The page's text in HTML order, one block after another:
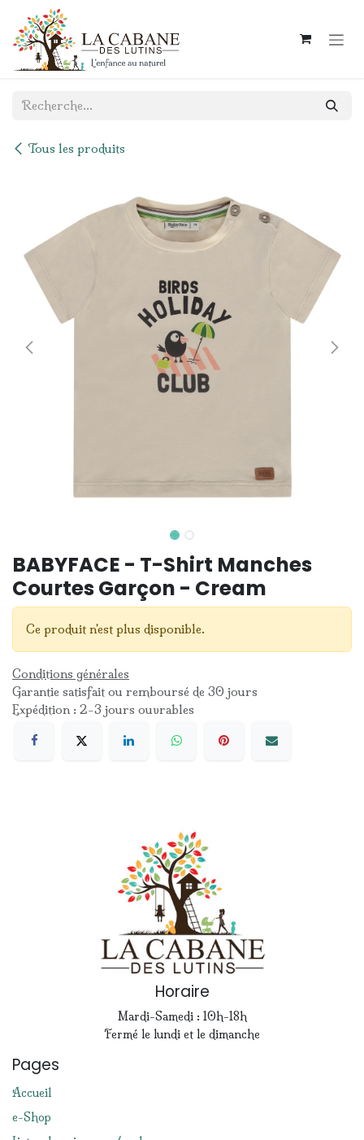
Se rendre au contenu
Tous les produits
BABYFACE - T-Shirt Manches
Courtes Garçon - Cream
Ce produit n'est plus disponible.
Conditions générales
Garantie satisfait ou remboursé de 30 jours
Expédition : 2-3 jours ouvrables
Horaire
Mardi-Samedi : 10h-18h
Fermé le lundi et le dimanche
Pages
Accueil
e-Shop